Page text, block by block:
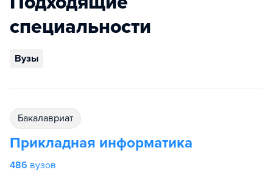
специальности
Вузы
бакалавриат
Прикладная информатика
486 вузов